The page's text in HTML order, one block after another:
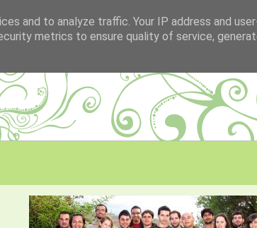
and to analyze traffic. Your IP address and
metrics to ensure quality of service,